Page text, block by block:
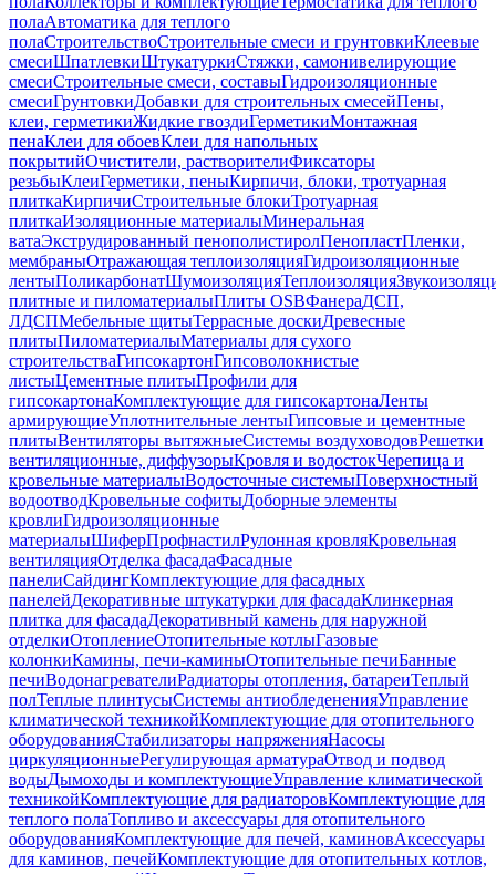
полаАвтоматика для теплого
полаСтроительствоСтроительные смеси и грунтовкиКлеевые
смесиШпатлевкиШтукатуркиСтяжки, самонивелирующие
смесиСтроительные смеси, составыГидроизоляционные
смесиГрунтовкиДобавки для строительных смесейПены,
клеи, герметикиЖидкие гвоздиГерметикиМонтажная
пенаКлеи для обоевКлеи для напольных
покрытийОчистители, растворителиФиксаторы
резьбыКлеиГерметики, пеныКирпичи, блоки, тротуарная
плиткаКирпичиСтроительные блокиТротуарная
плиткаИзоляционные материалыМинеральная
ватаЭкструдированный пенополистиролПенопластПленки,
мембраныОтражающая теплоизоляцияГидроизоляционные
лентыПоликарбонатШумоизоляцияТеплоизоляция
плитные и пиломатериалыПлиты OSBФанераДСП,
ЛДСПМебельные щитыТеррасные доскиДревесные
плитыПиломатериалыМатериалы для сухого
строительстваГипсокартонГипсоволокнистые
листыЦементные плитыПрофили для
гипсокартонаКомплектующие для гипсокартонаЛенты
армирующиеУплотнительные лентыГипсовые и цементные
плитыВентиляторы вытяжныеСистемы воздуховодовРешетки
вентиляционные, диффузорыКровля и водостокЧерепица и
кровельные материалыВодосточные системыПоверхностный
водоотводКровельные софитыДоборные элементы
кровлиГидроизоляционные
материалыШиферПрофнастилРулонная кровляКровельная
вентиляцияОтделка фасадаФасадные
панелиСайдингКомплектующие для фасадных
панелейДекоративные штукатурки для фасадаКлинкерная
плитка для фасадаДекоративный камень для наружной
отделкиОтоплениеОтопительные котлыГазовые
колонкиКамины, печи-каминыОтопительные печиБанные
печиВодонагревателиРадиаторы отопления, батареиТеплый
полТеплые плинтусыСистемы антиобледененияУправление
климатической техникойКомплектующие для отопительного
оборудованияСтабилизаторы напряженияНасосы
циркуляционныеРегулирующая арматураОтвод и подвод
водыДымоходы и комплектующиеУправление климатической
техникойКомплектующие для радиаторовКомплектующие для
теплого полаТопливо и аксессуары для отопительного
оборудованияКомплектующие для печей, каминовАксессуары
для каминов, печейКомплектующие для отопительных котлов,